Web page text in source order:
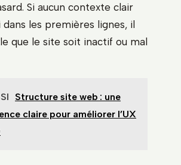
Si aucun contexte clair
dans les premières lignes, il
que le site soit inactif ou mal
Structure site web : une
claire pour améliorer l’UX